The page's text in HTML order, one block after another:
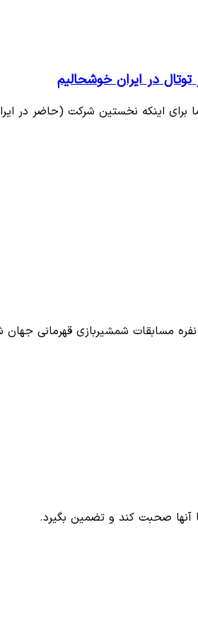
برای اینکه نخستین شرکت (حاضر در
با آنها صحبت کند و تضمین بگیرد.